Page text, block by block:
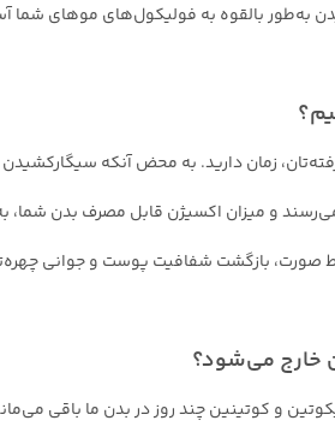
به‌طور بالقوه به فولیکول‌های موهای
زمان دارید. به محض آنکه
و میزان اکسیژن قابل مصرف بدن شما،
صورت، بازگشت شفافیت پوست و جوانی
خارج می‌شود؟
و کوتینین چند روز در بدن ما باقی